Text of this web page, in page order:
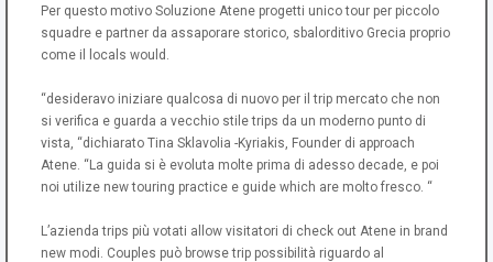
Per questo motivo Soluzione Atene progetti unico tour per piccolo
squadre e partner da assaporare storico, sbalorditivo Grecia proprio
come il locals would.
“desideravo iniziare qualcosa di nuovo per il trip mercato che non
si verifica e guarda a vecchio stile trips da un moderno punto di
vista, “dichiarato Tina Sklavolia -Kyriakis, Founder di approach
Atene. “La guida si è evoluta molte prima di adesso decade, e poi
noi utilize new touring practice e guide which are molto fresco. “
L’azienda trips più votati allow visitatori di check out Atene in brand
new modi. Couples può browse trip possibilità riguardo al